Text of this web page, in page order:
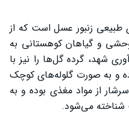
کوهی
طبیعی زنبور عسل است که از
و گیاهان کوهستانی به
شهد، گرده گل‌ها را نیز با
و به صورت گلوله‌های کوچک
از مواد مغذی بوده و به
می‌شود.